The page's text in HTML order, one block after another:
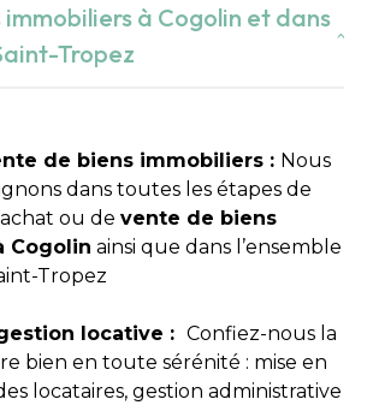
Grimaud, Saint-Tropez,
La Croix-Valmer, Cavalaire-
Freinet, Le Plan-de-la-Tour et
valeurs essentielles :intégrité,
.
immobilière depuis plus de 21
Lavagna après plusieurs
dans l’immobilier,
du Golfe de Saint-Tropez est née
immobiliers à Cogolin et dans
Tropez
de biens immobiliers : Nous
dans toutes les étapes de
ou de vente de biens
Cogolin ainsi que dans l’ensemble
Tropez
locative : Confiez-nous la
bien en toute sérénité : mise en
locataires, gestion administrative